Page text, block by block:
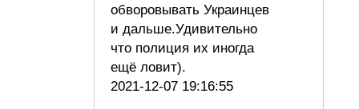
обворовывать Украинцев
и дальше.Удивительно
что полиция их иногда
ещё ловит).
2021-12-07 19:16:55